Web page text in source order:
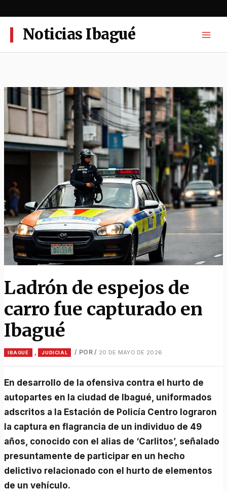
al
contenidoNoticias Ibagué
Ladrón de espejos de
carro fue capturado en
Ibagué
IBAGUÉ JUDICIAL / POR / 20 DE MAYO DE 2026
En desarrollo de la ofensiva contra el hurto de
autopartes en la ciudad de Ibagué, uniformados
adscritos a la Estación de Policía Centro lograron
la captura en flagrancia de un individuo de 49
años, conocido con el alias de ‘Carlitos’, señalado
presuntamente de participar en un hecho
delictivo relacionado con el hurto de elementos
de un vehículo.